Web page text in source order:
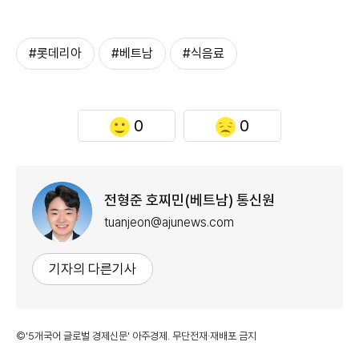
#롯데리아 #베트남 #식음료
0 0
전형준 호찌민(베트남) 통신원
tuanjeon@ajunews.com
기자의 다른기사
©'5개국어 글로벌 경제신문' 아주경제. 무단전재·재배포 금지